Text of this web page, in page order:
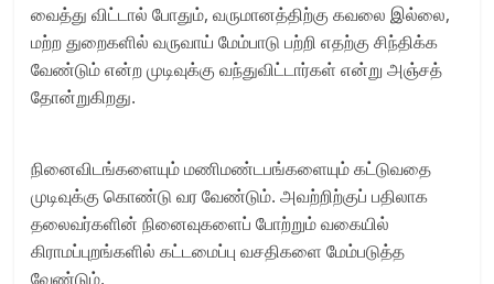
வைத்து விட்டால் போதும், வருமானத்திற்கு கவலை இல்லை,
மற்ற துறைகளில் வருவாய் மேம்பாடு பற்றி எதற்கு சிந்திக்க
வேண்டும் என்ற முடிவுக்கு வந்துவிட்டார்கள் என்று அஞ்சத்
தோன்றுகிறது.
நினைவிடங்களையும் மணிமண்டபங்களையும் கட்டுவதை
முடிவுக்கு கொண்டு வர வேண்டும். அவற்றிற்குப் பதிலாக
தலைவர்களின் நினைவுகளைப் போற்றும் வகையில்
கிராமப்புறங்களில் கட்டமைப்பு வசதிகளை மேம்படுத்த
வேண்டும்.